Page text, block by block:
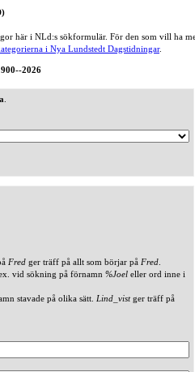
här i NLd:s sökformulär. För den som vill ha
i Nya Lundstedt Dagstidningar.
2026
Fred ger träff på allt som börjar på Fred
vid sökning på förnamn %Joel eller ord inne i
stavade på olika sätt. Lind_vistger träff på